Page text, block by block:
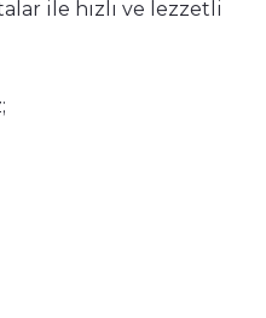
ile hızlı ve lezzetli